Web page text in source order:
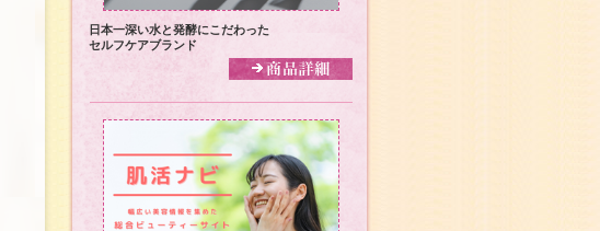
日本一深い水と発酵にこだわった
セルフケアブランド